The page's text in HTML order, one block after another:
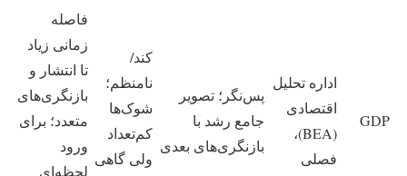
GDP
اداره تحلیل
اقتصادی
(BEA)،
فصلی
پس‌نگر؛ تصویر
جامع رشد با
بازنگری‌های بعدی
کند/
نامنظم؛
شوک‌ها
کم‌تعداد
ولی گاهی
فاصله
زمانی زیاد
تا انتشار و
بازنگری‌های
متعدد؛ برای
ورود
لحظه‌ای